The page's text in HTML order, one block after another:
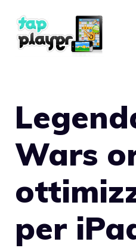
contenuto
Wars
per